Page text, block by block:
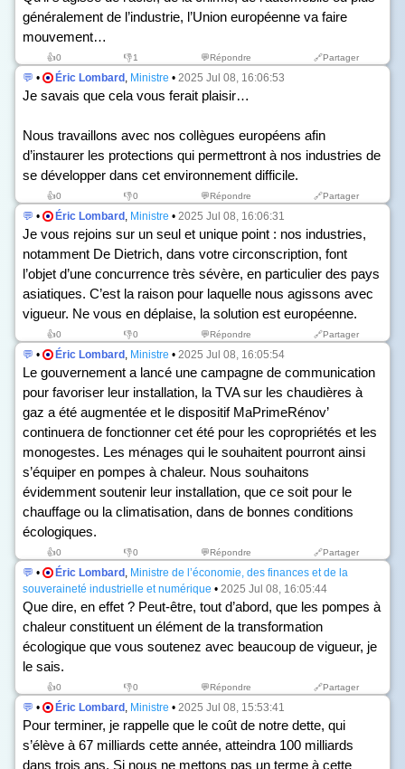
généralement de l’industrie, l’Union européenne va faire
mouvement…
👍0 👎1 💬Répondre 🔗Partager
💬 • Éric Lombard , Ministre • 2025 Jul 08, 16:06:53
Je savais que cela vous ferait plaisir…
Nous travaillons avec nos collègues européens afin
d’instaurer les protections qui permettront à nos industries de
se développer dans cet environnement difficile.
👍0 👎0 💬Répondre 🔗Partager
💬 • Éric Lombard , Ministre • 2025 Jul 08, 16:06:31
Je vous rejoins sur un seul et unique point : nos industries,
notamment De Dietrich, dans votre circonscription, font
l’objet d’une concurrence très sévère, en particulier des pays
asiatiques. C’est la raison pour laquelle nous agissons avec
vigueur. Ne vous en déplaise, la solution est européenne.
👍0 👎0 💬Répondre 🔗Partager
💬 • Éric Lombard , Ministre • 2025 Jul 08, 16:05:54
Le gouvernement a lancé une campagne de communication
pour favoriser leur installation, la TVA sur les chaudières à
gaz a été augmentée et le dispositif MaPrimeRénov’
continuera de fonctionner cet été pour les copropriétés et les
monogestes. Les ménages qui le souhaitent pourront ainsi
s’équiper en pompes à chaleur. Nous souhaitons
évidemment soutenir leur installation, que ce soit pour le
chauffage ou la climatisation, dans de bonnes conditions
écologiques.
👍0 👎0 💬Répondre 🔗Partager
💬 • Éric Lombard , Ministre de l’économie, des finances et de la
souveraineté industrielle et numérique • 2025 Jul 08, 16:05:44
Que dire, en effet ? Peut-être, tout d’abord, que les pompes à
chaleur constituent un élément de la transformation
écologique que vous soutenez avec beaucoup de vigueur, je
le sais.
👍0 👎0 💬Répondre 🔗Partager
💬 • Éric Lombard , Ministre • 2025 Jul 08, 15:53:41
Pour terminer, je rappelle que le coût de notre dette, qui
s’élève à 67 milliards cette année, atteindra 100 milliards
dans trois ans. Si nous ne mettons pas un terme à cette